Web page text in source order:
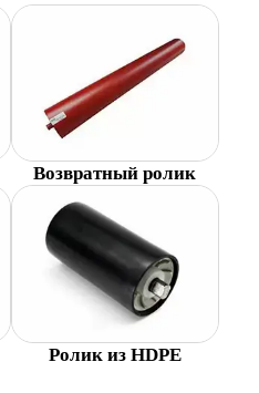
Возвратный ролик
Ролик из HDPE